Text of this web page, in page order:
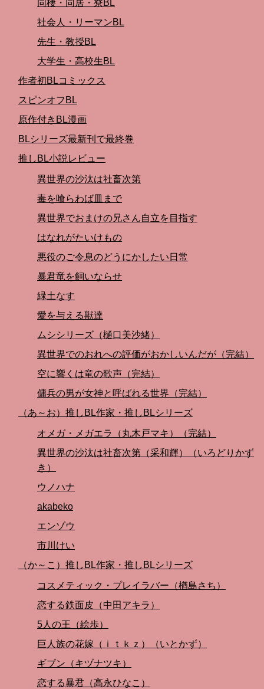
同棲・同居・寮BL
社会人・リーマンBL
先生・教授BL
大学生・高校生BL
作者初BLコミックス
スピンオフBL
原作付きBL漫画
BLシリーズ最新刊で最終巻
推しBL小説レビュー
異世界の沙汰は社畜次第
毒を喰らわば皿まで
異世界でおまけの兄さん自立を目指す
はなれがたいけもの
悪役のご令息のどうにかしたい日常
暴君竜を飼いならせ
緑土なす
愛を与える獣達
ムシシリーズ（樋口美沙緒）
異世界でのおれへの評価がおかしいんだが（完結）
空に響くは竜の歌声（完結）
傭兵の男が女神と呼ばれる世界（完結）
（あ～お）推しBL作家・推しBLシリーズ
オメガ・メガエラ（丸木戸マキ）（完結）
異世界の沙汰は社畜次第（采和輝）（いろどりかず
き）
ウノハナ
akabeko
エンゾウ
市川けい
（か～こ）推しBL作家・推しBLシリーズ
コスメティック・プレイラバー（楢島さち）
恋する鉄面皮（中田アキラ）
5人の王（絵歩）
巨人族の花嫁（ｉｔｋｚ）（いとかず）
ギブン（キヅナツキ）
恋する暴君（高永ひなこ）